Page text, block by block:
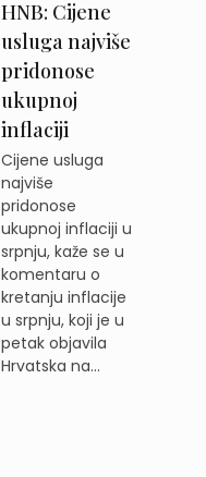
HNB: Cijene
usluga najviše
pridonose
ukupnoj
inflaciji
Cijene usluga
najviše
pridonose
ukupnoj inflaciji u
srpnju, kaže se u
komentaru o
kretanju inflacije
u srpnju, koji je u
petak objavila
Hrvatska na...